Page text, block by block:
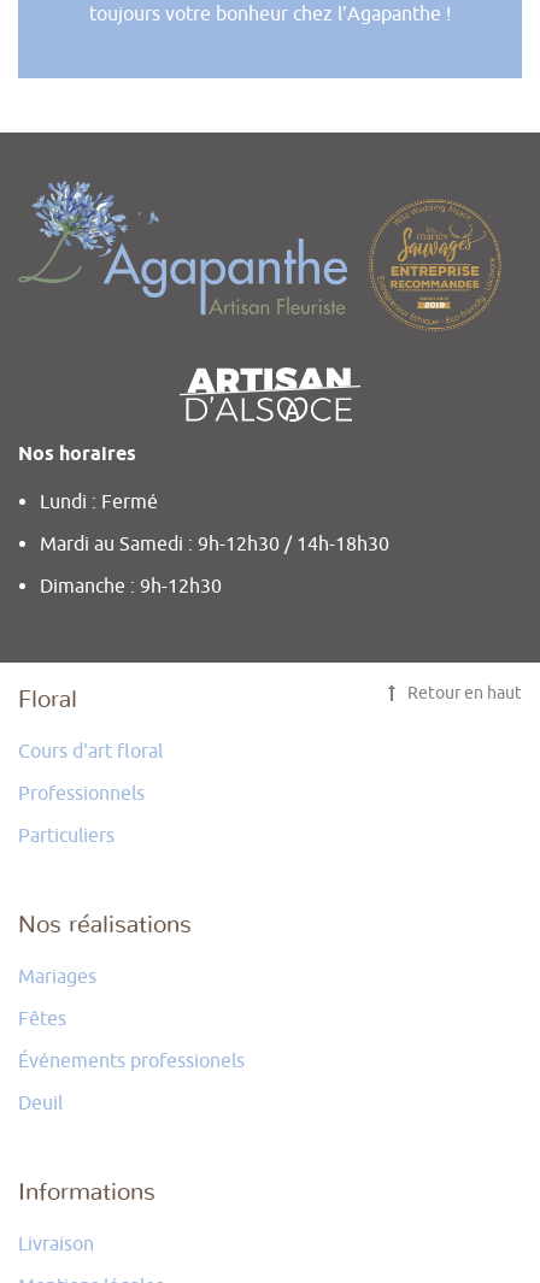
toujours votre bonheur chez l’Agapanthe !
Nos horaires
Lundi : Fermé
Mardi au Samedi : 9h-12h30 / 14h-18h30
Dimanche : 9h-12h30
Floral
Cours d'art floral
Professionnels
Particuliers
Nos réalisations
Mariages
Fêtes
Événements professionels
Deuil
Informations
Livraison
Retour en haut